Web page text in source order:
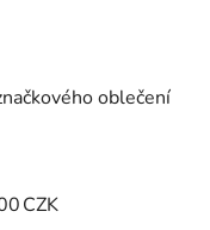
oblečení
CZK